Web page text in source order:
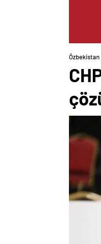
Özbekistan